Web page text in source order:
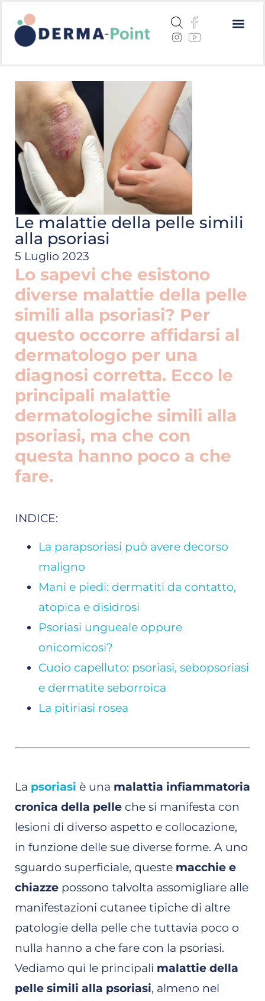
Le malattie della pelle simili
alla psoriasi
5 Luglio 2023
Lo sapevi che esistono
diverse malattie della pelle
simili alla psoriasi? Per
questo occorre affidarsi al
dermatologo per una
diagnosi corretta. Ecco le
principali malattie
dermatologiche simili alla
psoriasi, ma che con
questa hanno poco a che
fare.
INDICE:
La parapsoriasi può avere decorso
maligno
Mani e piedi: dermatiti da contatto,
atopica e disidrosi
Psoriasi ungueale oppure
onicomicosi?
Cuoio capelluto: psoriasi, sebopsoriasi
e dermatite seborroica
La pitiriasi rosea
La psoriasi è una malattia infiammatoria
cronica della pelle che si manifesta con
lesioni di diverso aspetto e collocazione,
in funzione delle sue diverse forme. A uno
sguardo superficiale, queste macchie e
chiazze possono talvolta assomigliare alle
manifestazioni cutanee tipiche di altre
patologie della pelle che tuttavia poco o
nulla hanno a che fare con la psoriasi.
Vediamo qui le principali malattie della
pelle simili alla psoriasi, almeno nel